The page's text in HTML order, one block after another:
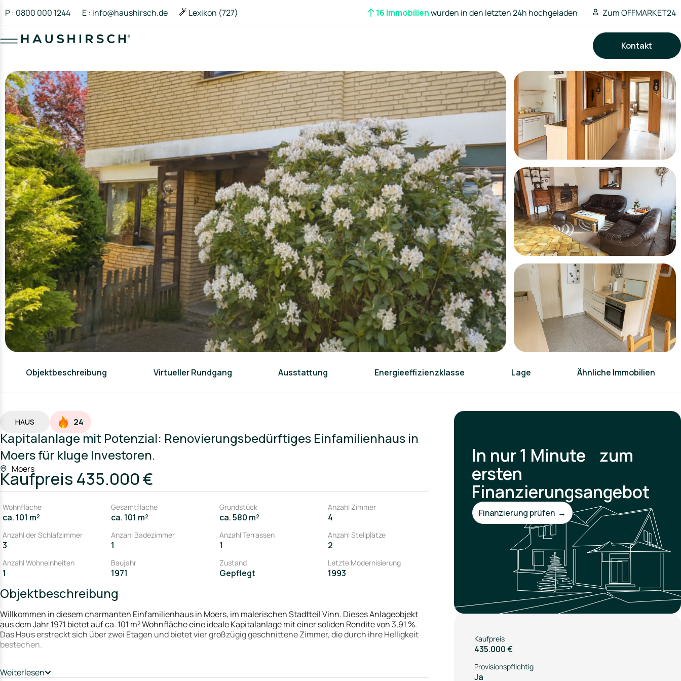
P : 0800 000 1244 E : info@haushirsch.de Lexikon (727) 16 Immobilienwurden in den letzten 24h hochgeladen Zum OFFMARKET24
Kontakt
Objektbeschreibung Virtueller Rundgang Ausstattung Energieeffizienzklasse Lage Ähnliche Immobilien
HAUS 24
Kapitalanlage mit Potenzial: Renovierungsbedürftiges Einfamilienhaus in
Moers für kluge Investoren.
Moers
Kaufpreis 435.000 €
Wohnfläche
ca. 101 m²
Gesamtfläche
ca. 101 m²
Grundstück
ca. 580 m²
Anzahl Zimmer
4
Anzahl der Schlafzimmer
3
Anzahl Badezimmer
1
Anzahl Terrassen
1
Anzahl Stellplätze
2
Anzahl Wohneinheiten
1
Baujahr
1971
Zustand
Gepflegt
Letzte Modernisierung
1993
Objektbeschreibung
Willkommen in diesem charmanten Einfamilienhaus in Moers, im malerischen Stadtteil Vinn. Dieses Anlageobjekt
aus dem Jahr 1971 bietet auf ca. 101 m² Wohnfläche eine ideale Kapitalanlage mit einer soliden Rendite von 3,91 %.
Das Haus erstreckt sich über zwei Etagen und bietet vier großzügig geschnittene Zimmer, die durch ihre Helligkeit
bestechen.
verzaubern. Hier lässt sich die Familie an kühlen Abenden wunderbar versammeln. Die großen Fenster sorgen für
Weiterlesen
In nur 1 Minute zum
ersten
Finanzierungsangebot
Finanzierung prüfen →
Kaufpreis
435.000 €
Provisionspflichtig
Ja